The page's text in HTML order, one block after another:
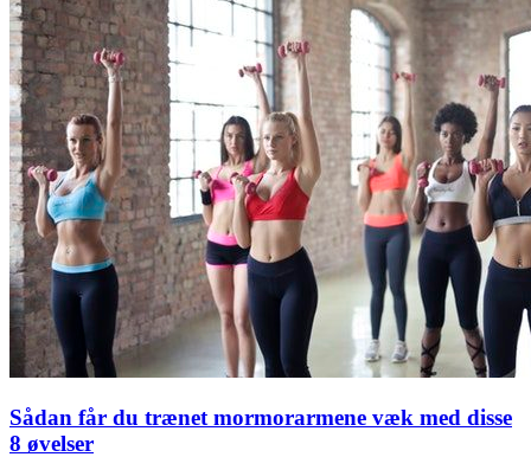
Sådan får du trænet mormorarmene væk med disse
8 øvelser